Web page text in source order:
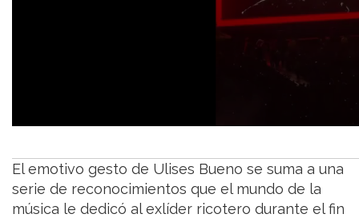
El emotivo gesto de Ulises Bueno se suma a una
serie de reconocimientos que el mundo de la
música le dedicó al exlíder ricotero durante el fin